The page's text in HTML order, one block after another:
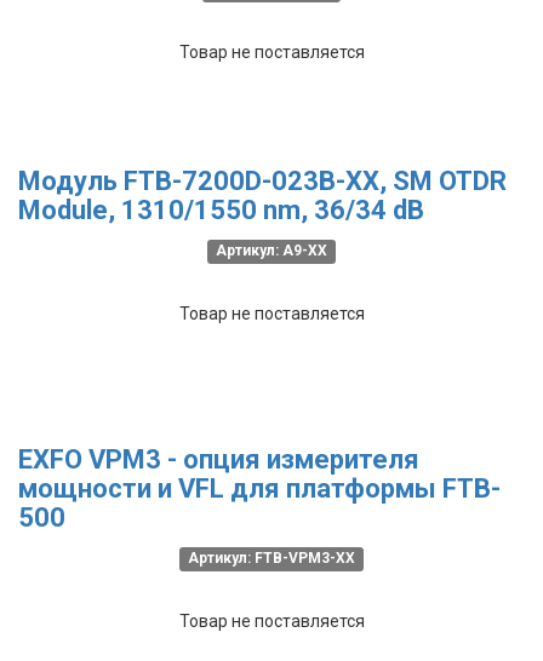
Товар не поставляется
Модуль FTB-7200D-023B-XX, SM OTDR
Module, 1310/1550 nm, 36/34 dB
Артикул: A9-XX
Товар не поставляется
EXFO VPM3 - опция измерителя
мощности и VFL для платформы FTB-
500
Артикул: FTB-VPM3-XX
Товар не поставляется